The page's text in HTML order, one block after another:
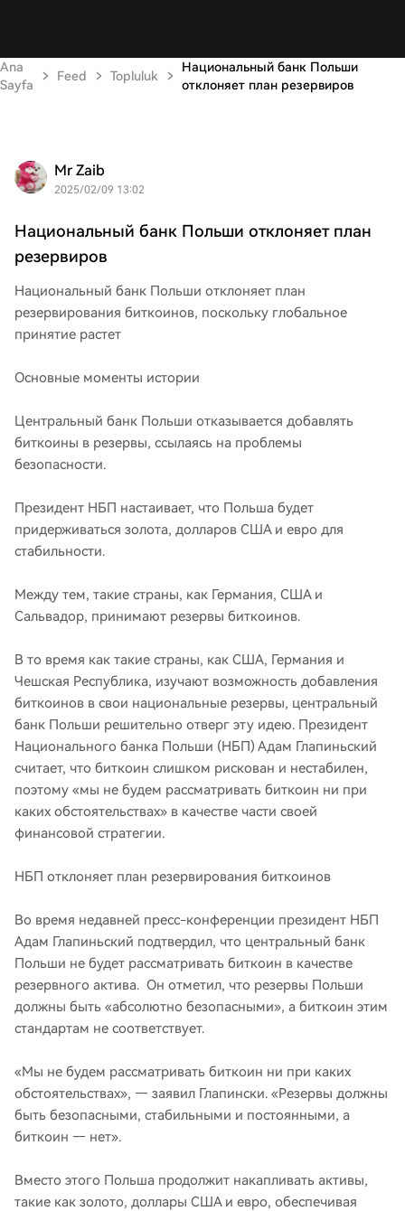
Ana
Sayfa
Feed Topluluk
Национальный банк Польши
отклоняет план резервиров
Mr Zaib
2025/02/09 13:02
Национальный банк Польши отклоняет план
резервиров
Национальный банк Польши отклоняет план
резервирования биткоинов, поскольку глобальное
принятие растет
Основные моменты истории
Центральный банк Польши отказывается добавлять
биткоины в резервы, ссылаясь на проблемы
безопасности.
Президент НБП настаивает, что Польша будет
придерживаться золота, долларов США и евро для
стабильности.
Между тем, такие страны, как Германия, США и
Сальвадор, принимают резервы биткоинов.
В то время как такие страны, как США, Германия и
Чешская Республика, изучают возможность добавления
биткоинов в свои национальные резервы, центральный
банк Польши решительно отверг эту идею. Президент
Национального банка Польши (НБП) Адам Глапиньский
считает, что биткоин слишком рискован и нестабилен,
поэтому «мы не будем рассматривать биткоин ни при
каких обстоятельствах» в качестве части своей
финансовой стратегии.
НБП отклоняет план резервирования биткоинов
Во время недавней пресс-конференции президент НБП
Адам Глапиньский подтвердил, что центральный банк
Польши не будет рассматривать биткоин в качестве
резервного актива. Он отметил, что резервы Польши
должны быть «абсолютно безопасными», а биткоин этим
стандартам не соответствует.
«Мы не будем рассматривать биткоин ни при каких
обстоятельствах», — заявил Глапински. «Резервы должны
быть безопасными, стабильными и постоянными, а
биткоин — нет».
Вместо этого Польша продолжит накапливать активы,
такие как золото, доллары США и евро, обеспечивая